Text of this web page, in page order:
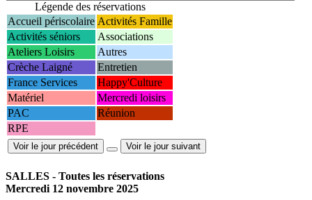
Légende des réservations
Accueil périscolaire Activités Famille
Activités séniors
Associations
Ateliers Loisirs
Autres
Crèche Laigné
Entretien
France Services
Happy'Culture
Matériel
Mercredi loisirs
PAC
Réunion
RPE
Voir le jour précédent Voir le jour suivant
SALLES - Toutes les réservations
Mercredi 12 novembre 2025